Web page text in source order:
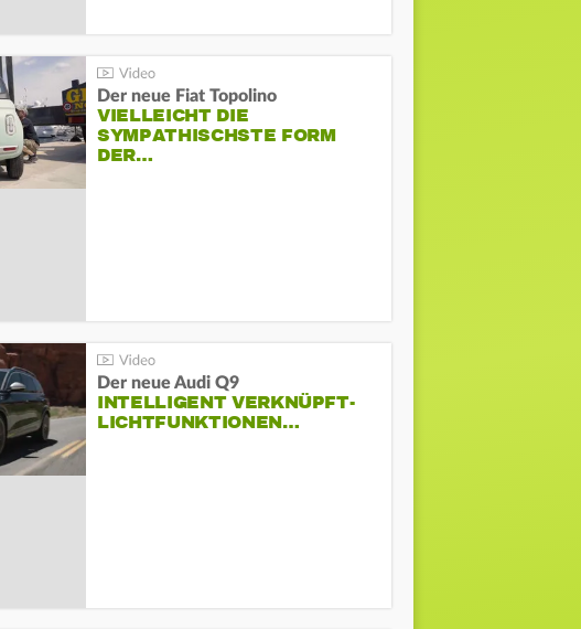
Der neue Fiat Topolino
VIELLEICHT DIE
SYMPATHISCHSTE FORM
DER…
Der neue Audi Q9
INTELLIGENT VERKNÜPFT-
LICHTFUNKTIONEN…